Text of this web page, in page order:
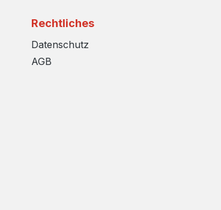
Rechtliches
Datenschutz
AGB